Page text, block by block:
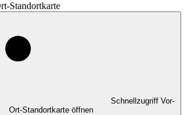
Standortkarte
Schnellzugriff Vor-
Ort-Standortkarte öffnen